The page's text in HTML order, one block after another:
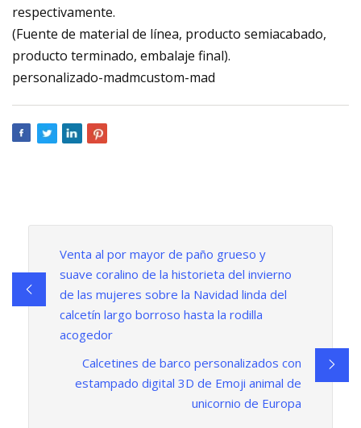
respectivamente.
(Fuente de material de línea, producto semiacabado,
producto terminado, embalaje final).
personalizado-madmcustom-mad
Venta al por mayor de paño grueso y
suave coralino de la historieta del invierno
de las mujeres sobre la Navidad linda del
calcetín largo borroso hasta la rodilla
acogedor
Calcetines de barco personalizados con
estampado digital 3D de Emoji animal de
unicornio de Europa